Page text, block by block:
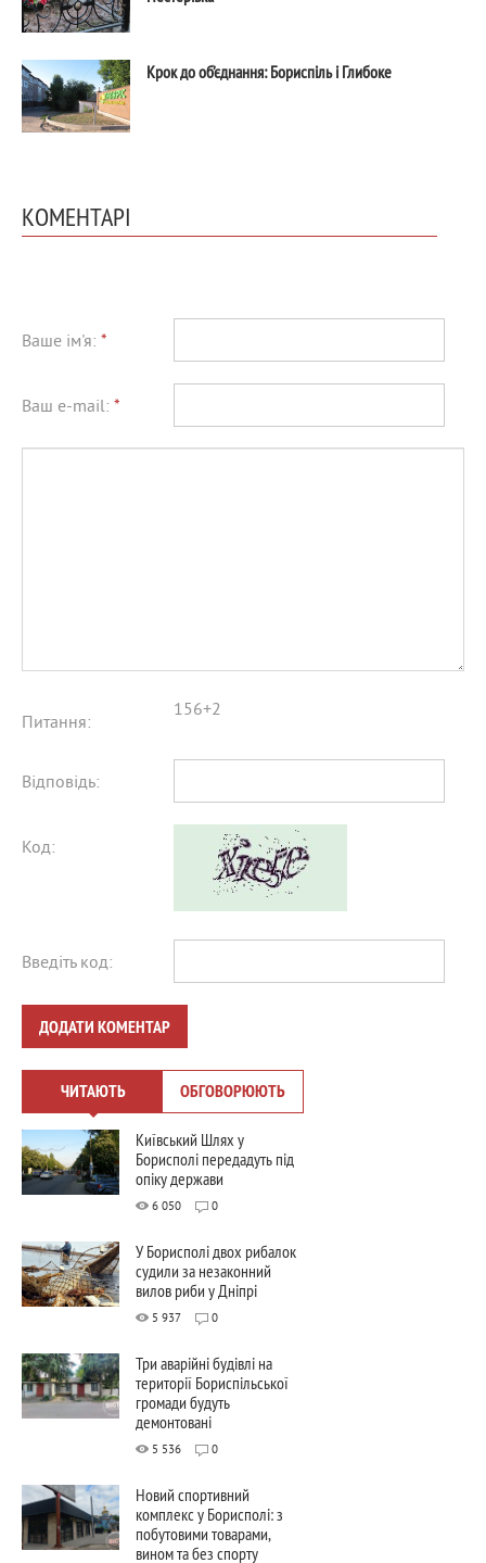
Крок до об’єднання: Бориспіль і Глибоке
КОМЕНТАРІ
Ваше ім'я: *
Ваш e-mail: *
Питання:
156+2
Відповідь:
Код:
Введіть код:
ДОДАТИ КОМЕНТАР
ЧИТАЮТЬ ОБГОВОРЮЮТЬ
Київський Шлях у
Борисполі передадуть під
опіку держави
6 050 0
У Борисполі двох рибалок
судили за незаконний
вилов риби у Дніпрі
5 937 0
Три аварійні будівлі на
території Бориспільської
громади будуть
демонтовані
5 536 0
Новий спортивний
комплекс у Борисполі: з
побутовими товарами,
вином та без спорту